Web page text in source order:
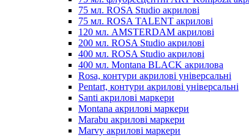
75 мл. ROSA Studio акрилові
75 мл. ROSA TALENT акрилові
120 мл. AMSTERDAM акрилові
200 мл. ROSA Studio акрилові
400 мл. ROSA Studio акрилові
400 мл. Montana BLACK акрилова
Rosa, контури акрилові універсальні
Pentart, контури акрилові універсальні
Santi акрилові маркери
Montana акрилові маркери
Marabu акрилові маркери
Marvy акрилові маркери